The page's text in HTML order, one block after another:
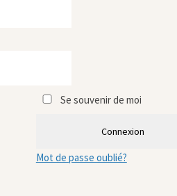
Se souvenir de moi
Connexion
Mot de passe oublié?